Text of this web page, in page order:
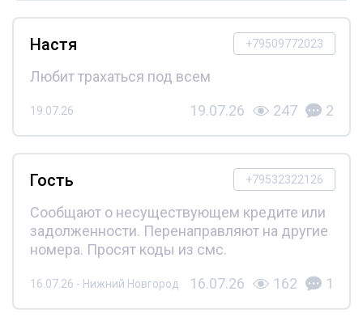
+79509772023
Настя
Любит трахаться под всем
19.07.26 19.07.26 247 2
+79532322126
Гость
Сообщают о несуществующем кредите или
задолженности. Перенаправляют на другие
номера. Просят коды из смс.
16.07.26 - Нижний Новгород 16.07.26 162 1